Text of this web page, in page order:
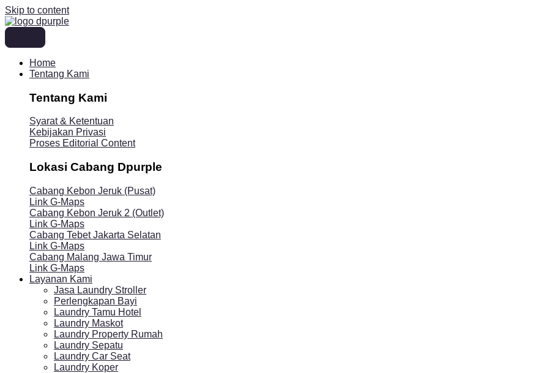
Skip to content
Home
Tentang Kami
Tentang Kami
Syarat & Ketentuan
Kebijakan Privasi
Proses Editorial Content
Lokasi Cabang Dpurple
Cabang Kebon Jeruk (Pusat)
Link G-Maps
Cabang Kebon Jeruk 2 (Outlet)
Link G-Maps
Cabang Tebet Jakarta Selatan
Link G-Maps
Cabang Malang Jawa Timur
Link G-Maps
Layanan Kami
Jasa Laundry Stroller
Perlengkapan Bayi
Laundry Tamu Hotel
Laundry Maskot
Laundry Property Rumah
Laundry Sepatu
Laundry Car Seat
Laundry Koper